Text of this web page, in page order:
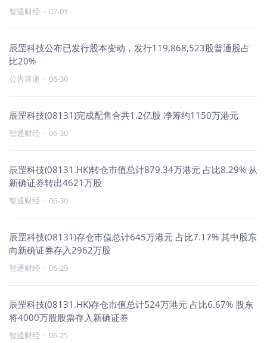
智通财经 · 07-01
辰罡科技公布已发行股本变动，发行119,868,523股普通股占
比20%
公告速递 · 06-30
辰罡科技(08131)完成配售合共1.2亿股 净筹约1150万港元
智通财经 · 06-30
辰罡科技(08131.HK)转仓市值总计879.34万港元 占比8.29% 从
新确证券转出4621万股
智通财经 · 06-30
辰罡科技(08131)存仓市值总计645万港元 占比7.17% 其中股东
向新确证券存入2962万股
智通财经 · 06-29
辰罡科技(08131.HK)存仓市值总计524万港元 占比6.67% 股东
将4000万股股票存入新确证券
智通财经 · 06-25